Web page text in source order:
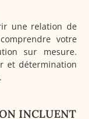
une relation de
votre
sur mesure.
et détermination
INCLUENT